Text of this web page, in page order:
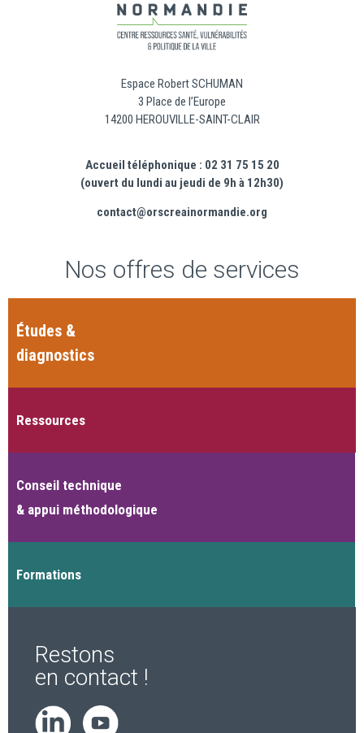
Espace Robert SCHUMAN
3 Place de l’Europe
14200 HEROUVILLE-SAINT-CLAIR
Accueil téléphonique : 02 31 75 15 20
(ouvert du lundi au jeudi de 9h à 12h30)
contact@orscreainormandie.org
Nos offres de services
Études &
diagnostics
Ressources
Conseil technique
& appui méthodologique
Formations
Restons
en contact !